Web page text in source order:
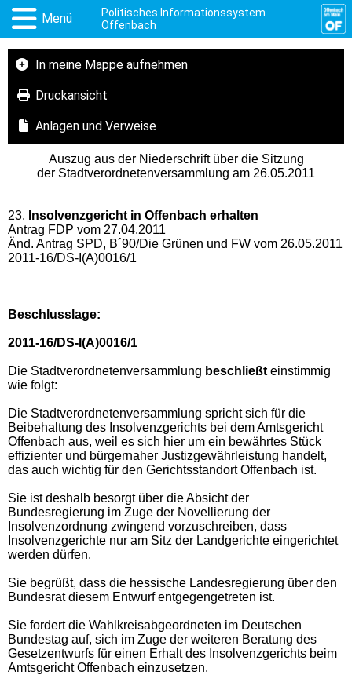
Menü
Politisches Informationssystem
Offenbach
In meine Mappe aufnehmen
Druckansicht
Anlagen und Verweise
Auszug aus der Niederschrift über die Sitzung
der Stadtverordnetenversammlung am 26.05.2011
23. Insolvenzgericht in Offenbach erhalten
Antrag FDP vom 27.04.2011
Änd. Antrag SPD, B´90/Die Grünen und FW vom 26.05.2011
2011-16/DS-I(A)0016/1
Beschlusslage:
2011-16/DS-I(A)0016/1
Die Stadtverordnetenversammlung beschließt einstimmig
wie folgt:
Die Stadtverordnetenversammlung spricht sich für die
Beibehaltung des Insolvenzgerichts bei dem Amtsgericht
Offenbach aus, weil es sich hier um ein bewährtes Stück
effizienter und bürgernaher Justizgewährleistung handelt,
das auch wichtig für den Gerichtsstandort Offenbach ist.
Sie ist deshalb besorgt über die Absicht der
Bundesregierung im Zuge der Novellierung der
Insolvenzordnung zwingend vorzuschreiben, dass
Insolvenzgerichte nur am Sitz der Landgerichte eingerichtet
werden dürfen.
Sie begrüßt, dass die hessische Landesregierung über den
Bundesrat diesem Entwurf entgegengetreten ist.
Sie fordert die Wahlkreisabgeordneten im Deutschen
Bundestag auf, sich im Zuge der weiteren Beratung des
Gesetzentwurfs für einen Erhalt des Insolvenzgerichts beim
Amtsgericht Offenbach einzusetzen.